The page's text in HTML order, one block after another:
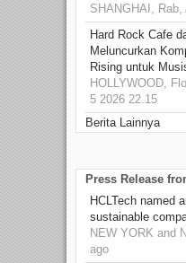
SHANGHAI,
Hard Rock Cafe
Meluncurkan
Rising untuk
HOLLYWOOD,
5 2026 22.15
Berita Lainnya
Press Release
HCLTech named
sustainable
NEW YORK and
ago